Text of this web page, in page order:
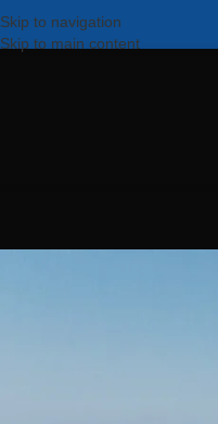
Skip to navigation
Skip to main content